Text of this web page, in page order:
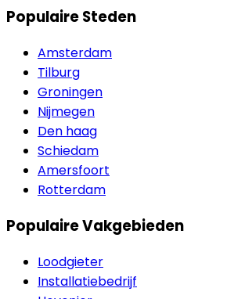
Populaire Steden
Amsterdam
Tilburg
Groningen
Nijmegen
Den haag
Schiedam
Amersfoort
Rotterdam
Populaire Vakgebieden
Loodgieter
Installatiebedrijf